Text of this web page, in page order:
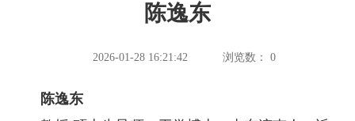
陈逸东
2026-01-28 16:21:42 浏览数： 0
陈逸东